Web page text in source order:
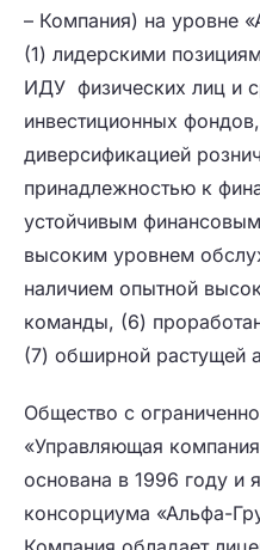
– Компания) на уровне
(1) лидерскими
ИДУ физических лиц и
инвестиционных
диверсификацией
принадлежностью к
устойчивым
высоким уровнем
наличием опытной
команды, (6)
(7) обширной растущей
Общество с
«Управляющая
основана в 1996 году и
консорциума «Альфа-